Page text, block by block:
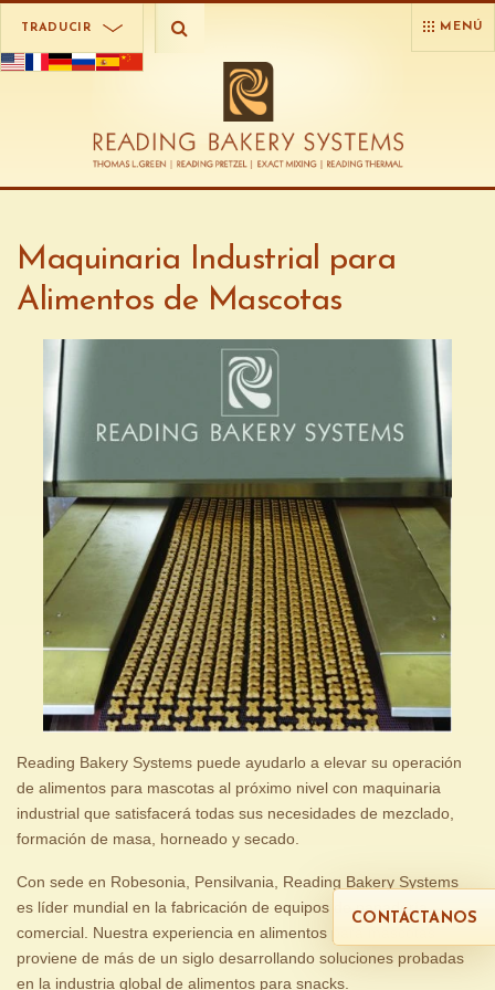
TRADUCIR MENÚ
Maquinaria Industrial para
Alimentos de Mascotas
Reading Bakery Systems puede ayudarlo a elevar su operación
de alimentos para mascotas al próximo nivel con maquinaria
industrial que satisfacerá todas sus necesidades de mezclado,
formación de masa, horneado y secado.
Con sede en Robesonia, Pensilvania, Reading Bakery Systems
es líder mundial en la fabricación de equipos de panadería
comercial. Nuestra experiencia en alimentos para mascotas
proviene de más de un siglo desarrollando soluciones probadas
en la industria global de alimentos para snacks.
CONTÁCTANOS